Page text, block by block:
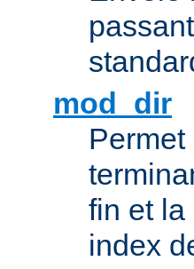
mod_dir
fin et la
index